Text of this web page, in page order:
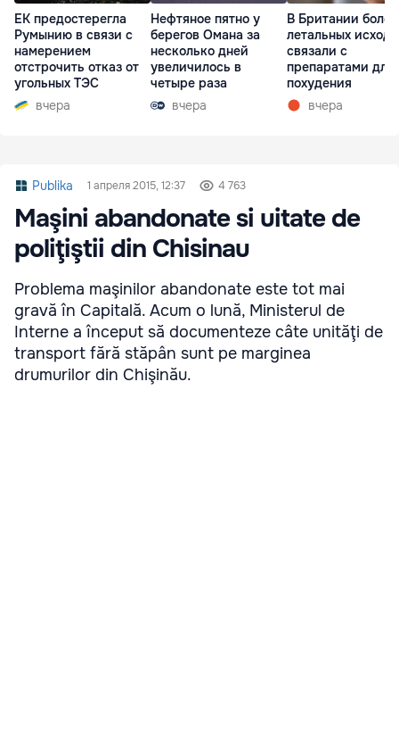
ЕК предостерегла
Румынию в связи с
намерением
отстрочить отказ от
угольных ТЭС
вчера
Нефтяное пятно у
берегов Омана за
несколько дней
увеличилось в
четыре раза
вчера
В Британии
летальных
связали с
препаратами для
похудения
вчера
Publika 1 апреля 2015, 12:37 4 763
Maşini abandonate si uitate de
poliţiştii din Chisinau
Problema maşinilor abandonate este tot mai
gravă în Capitală. Acum o lună, Ministerul de
Interne a început să documenteze câte unităţi de
transport fără stăpân sunt pe marginea
drumurilor din Chişinău.